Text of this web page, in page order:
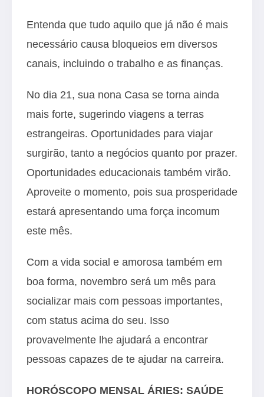
Entenda que tudo aquilo que já não é mais
necessário causa bloqueios em diversos
canais, incluindo o trabalho e as finanças.
No dia 21, sua nona Casa se torna ainda
mais forte, sugerindo viagens a terras
estrangeiras. Oportunidades para viajar
surgirão, tanto a negócios quanto por prazer.
Oportunidades educacionais também virão.
Aproveite o momento, pois sua prosperidade
estará apresentando uma força incomum
este mês.
Com a vida social e amorosa também em
boa forma, novembro será um mês para
socializar mais com pessoas importantes,
com status acima do seu. Isso
provavelmente lhe ajudará a encontrar
pessoas capazes de te ajudar na carreira.
HORÓSCOPO MENSAL ÁRIES: SAÚDE